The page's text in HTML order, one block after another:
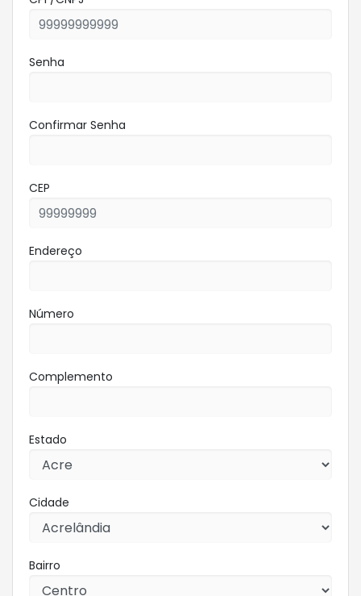
Senha
Confirmar Senha
CEP
Endereço
Número
Complemento
Estado
Cidade
Bairro